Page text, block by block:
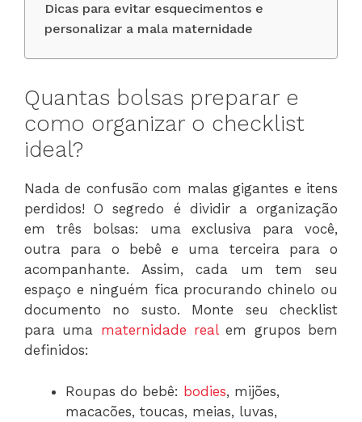
Dicas para evitar esquecimentos e
personalizar a mala maternidade
Quantas bolsas preparar e
como organizar o checklist
ideal?
Nada de confusão com malas gigantes e itens
perdidos! O segredo é dividir a organização
em três bolsas: uma exclusiva para você,
outra para o bebê e uma terceira para o
acompanhante. Assim, cada um tem seu
espaço e ninguém fica procurando chinelo ou
documento no susto. Monte seu checklist
para uma maternidade realem grupos bem
definidos:
Roupas do bebê: bodies, mijões,
macacões, toucas, meias, luvas,